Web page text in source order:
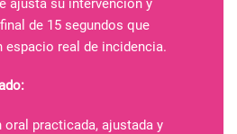
ajusta su intervención y
de 15 segundos que
espacio real de incidencia.
oral practicada, ajustada y